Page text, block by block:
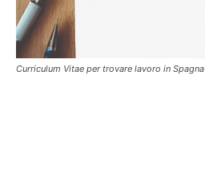
Curriculum Vitae per trovare lavoro in Spagna